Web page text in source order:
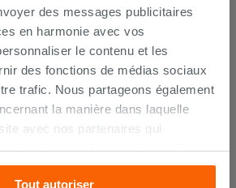
des messages publicitaires
en harmonie avec vos
le contenu et les
des fonctions de médias sociaux
trafic. Nous partageons également
la manière dans laquelle
avec nos partenaires qui
les données Internet, les publicités
Lesdits partenaires pourraient
Tout autoriser
GARANTIE